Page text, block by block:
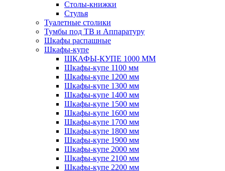
Столы-книжки
Стулья
Туалетные столики
Тумбы под ТВ и Аппаратуру
Шкафы распашные
Шкафы-купе
ШКАФЫ-КУПЕ 1000 ММ
Шкафы-купе 1100 мм
Шкафы-купе 1200 мм
Шкафы-купе 1300 мм
Шкафы-купе 1400 мм
Шкафы-купе 1500 мм
Шкафы-купе 1600 мм
Шкафы-купе 1700 мм
Шкафы-купе 1800 мм
Шкафы-купе 1900 мм
Шкафы-купе 2000 мм
Шкафы-купе 2100 мм
Шкафы-купе 2200 мм